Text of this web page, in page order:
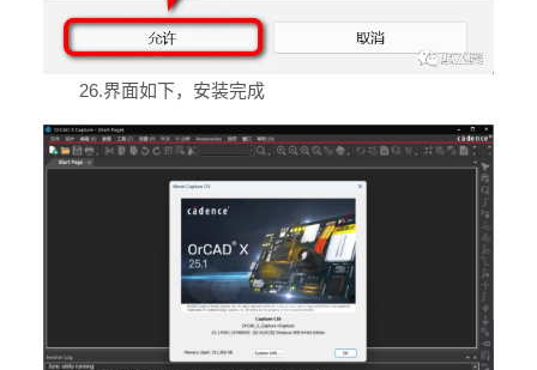
26.界面如下，安装完成